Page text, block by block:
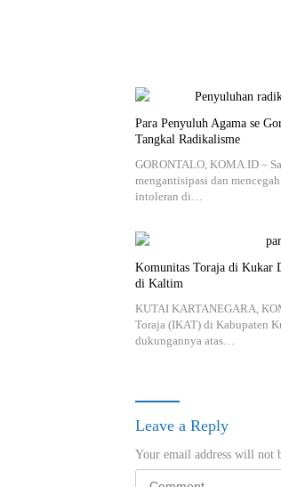
Para Penyuluh Agama se
Tangkal Radikalisme
GORONTALO, KOMA.ID –
mengantisipasi dan
intoleran di…
Komunitas Toraja di Kukar
di Kaltim
KUTAI KARTANEGARA,
Toraja (IKAT) di Kabupaten
dukungannya atas…
Leave a Reply
Your email address will not